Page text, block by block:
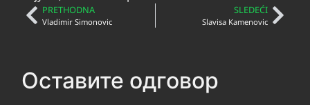
PRETHODNA
Vladimir Simonovic
SLEDEĆI
Slavisa Kamenovic
Оставите одговор